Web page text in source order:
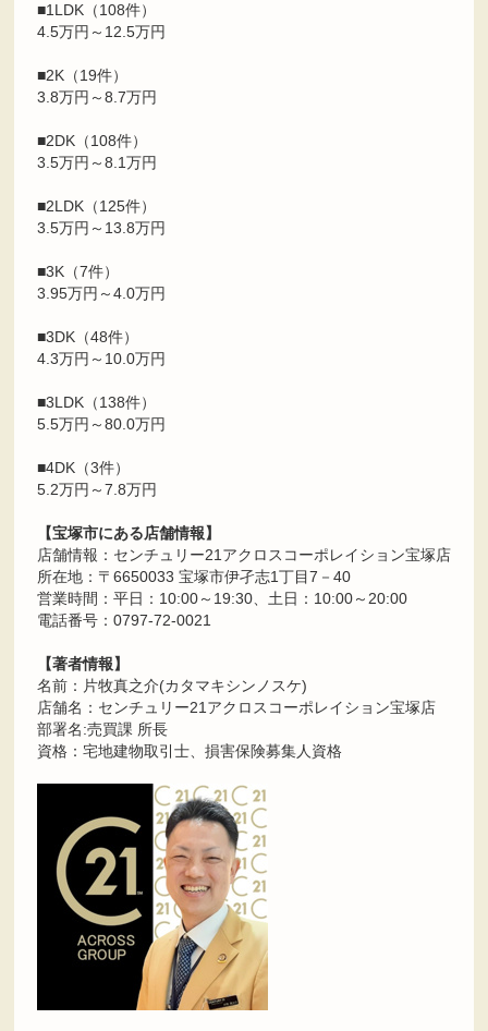
■1LDK（108件）
4.5万円～12.5万円
■2K（19件）
3.8万円～8.7万円
■2DK（108件）
3.5万円～8.1万円
■2LDK（125件）
3.5万円～13.8万円
■3K（7件）
3.95万円～4.0万円
■3DK（48件）
4.3万円～10.0万円
■3LDK（138件）
5.5万円～80.0万円
■4DK（3件）
5.2万円～7.8万円
【宝塚市にある店舗情報】
店舗情報：センチュリー21アクロスコーポレイション宝塚店
所在地：〒6650033 宝塚市伊孑志1丁目7－40
営業時間：平日：10:00～19:30、土日：10:00～20:00
電話番号：0797-72-0021
【著者情報】
名前：片牧真之介(カタマキシンノスケ)
店舗名：センチュリー21アクロスコーポレイション宝塚店
部署名:売買課 所長
資格：宅地建物取引士、損害保険募集人資格